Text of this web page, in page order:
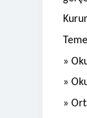
»
»
»